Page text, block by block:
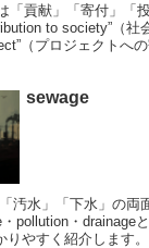
「貢献」「寄付」「
to society”（社
（プロジェクトへ
sewage
汚水」「下水」の両
pollution・drainage
やすく紹介します。